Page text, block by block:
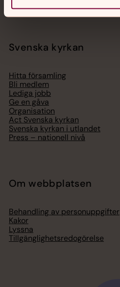
Svenska kyrkan
Hitta församling
Bli medlem
Lediga jobb
Ge en gåva
Organisation
Act Svenska kyrkan
Svenska kyrkan i utlandet
Press – nationell nivå
Om webbplatsen
Behandling av personuppgifter
Kakor
Lyssna
Tillgänglighetsredogörelse